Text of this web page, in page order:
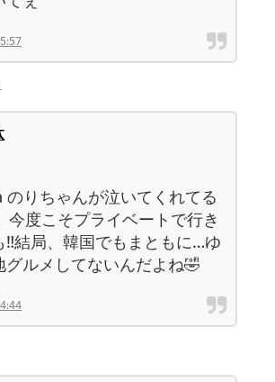
のりちゃんが泣いてくれてる
今度こそプライベートで行き
‼︎結局、韓国でもまともに…ゆ
グルメしてないんだよね🤣